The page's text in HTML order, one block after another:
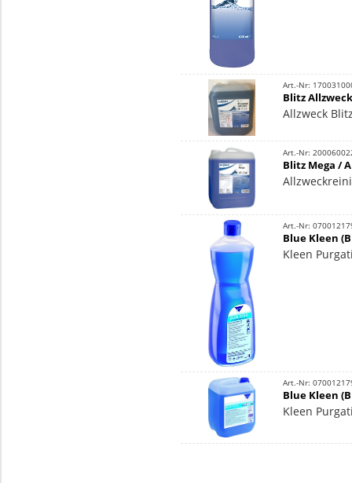
Art.-Nr:
Blitz
Allzweck
Art.-Nr:
Blitz Mega /
Art.-Nr:
Blue Kleen
Kleen
Art.-Nr:
Blue Kleen
Kleen